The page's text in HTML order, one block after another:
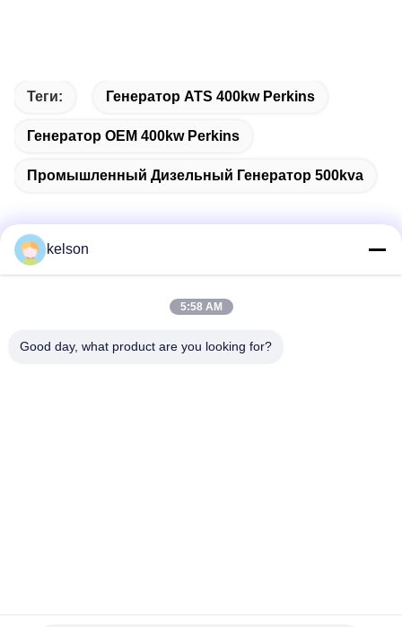
Теги: Генератор ATS 400kw Perkins
Генератор OEM 400kw Perkins
Промышленный Дизельный Генератор 500kva
Но. 1, дорога Xinglong 2-ая, индустриальная зона
kelson
5:58 AM
Good day, what product are you looking for?